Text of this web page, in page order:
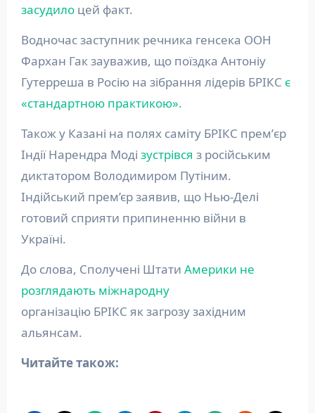
засудилоцей факт.
Водночас заступник речника генсека ООН
Фархан Гак зауважив, що поїздка Антоніу
Гутерреша в Росію на зібрання лідерів БРІКС є
«стандартною практикою».
Також у Казані на полях саміту БРІКС премʼєр
Індії Нарендра Моді зустрівся з російським
диктатором Володимиром Путіним.
Індійський прем’єр заявив, що Нью-Делі
готовий сприяти припиненню війни в
Україні.
До слова, Сполучені Штати Америки не
розглядають міжнародну
організацію БРІКС як загрозу західним
альянсам.
Читайте також: